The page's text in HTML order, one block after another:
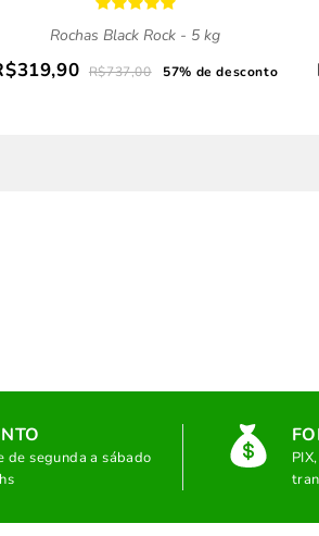
Rochas Black Rock - 5 kg
R$737,00 57% de desconto
de segunda a sábado